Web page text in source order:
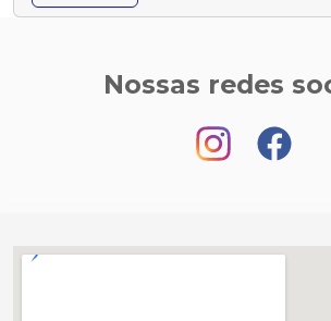
Nossas redes